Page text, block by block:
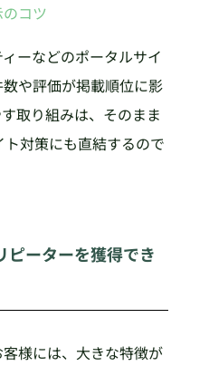
コツ
ーなどのポータルサイ
や評価が掲載順位に影
取り組みは、そのまま
対策にも直結するので
ピーターを獲得でき
様には、大きな特徴が